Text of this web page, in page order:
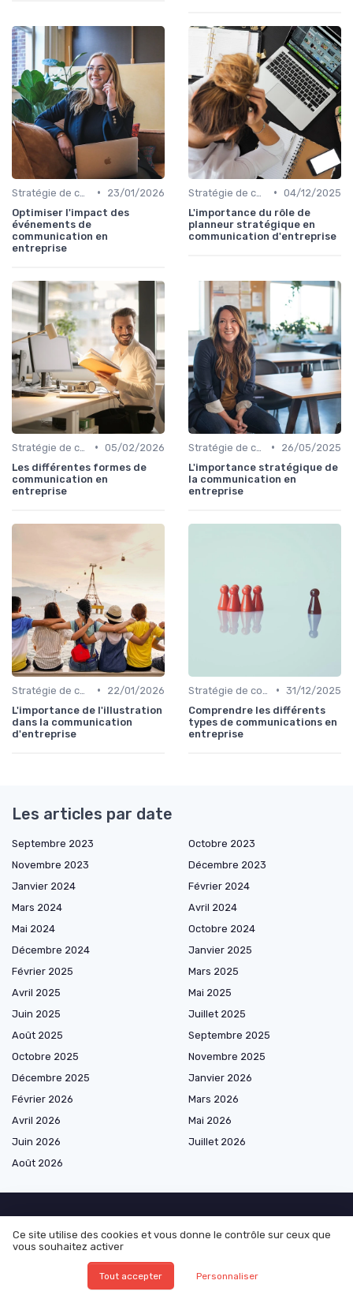
•
23/01/2026
Optimiser l'impact des
événements de
communication en
entreprise
• 04/12/2025
L'importance du rôle de
planneur stratégique en
communication d'entreprise
• 05/02/2026
Les différentes formes de
communication en
entreprise
•
26/05/2025
L'importance stratégique de
la communication en
entreprise
•
22/01/2026
L'importance de l'illustration
dans la communication
d'entreprise
• 31/12/2025
Comprendre les différents
types de communications en
entreprise
Les articles par date
Septembre 2023
Octobre 2023
Novembre 2023
Décembre 2023
Janvier 2024
Février 2024
Mars 2024
Avril 2024
Mai 2024
Octobre 2024
Décembre 2024
Janvier 2025
Février 2025
Mars 2025
Avril 2025
Mai 2025
Juin 2025
Juillet 2025
Août 2025
Septembre 2025
Octobre 2025
Novembre 2025
Décembre 2025
Janvier 2026
Février 2026
Mars 2026
Avril 2026
Mai 2026
Juin 2026
Juillet 2026
Août 2026
Les plus lus
Schéma de la communication
La stratégie marketing de Red Bull : une approche audacieuse
Ce site utilise des cookies et vous donne le contrôle sur ceux que
vous souhaitez activer
Tout accepter Personnaliser